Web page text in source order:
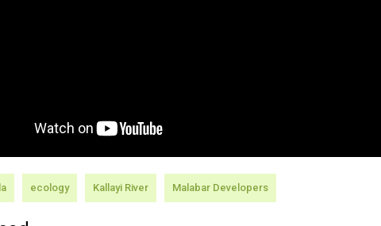
ecology Kallayi River Malabar Developers